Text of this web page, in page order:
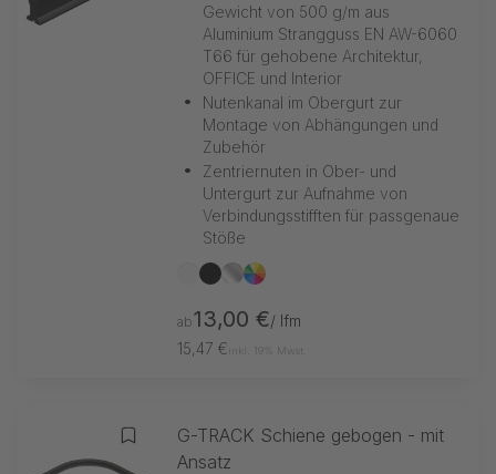
Gewicht von 500 g/m aus
Aluminium Strangguss EN AW-6060
T66 für gehobene Architektur,
OFFICE und Interior
•
Nutenkanal im Obergurt zur
Montage von Abhängungen und
Zubehör
•
Zentriernuten in Ober- und
Untergurt zur Aufnahme von
Verbindungsstifften für passgenaue
Stöße
weißschwarz
silbernach RAL
ab13,00 €/ lfm
15,47 € inkl. 19% Mwst.
Zur Merkliste hinzufügen
G-TRACK Schiene gebogen - mit
Ansatz